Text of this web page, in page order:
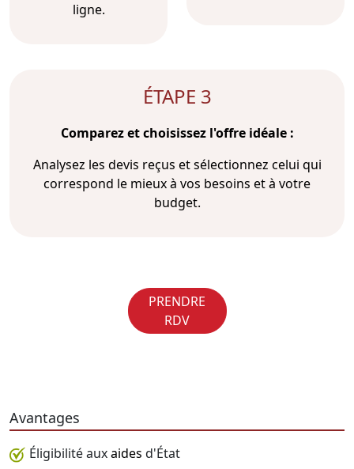
ligne.
ÉTAPE 3
Comparez et choisissez l'offre idéale :
Analysez les devis reçus et sélectionnez celui qui
correspond le mieux à vos besoins et à votre
budget.
PRENDRE
RDV
Avantages
Éligibilité auxaides d'État